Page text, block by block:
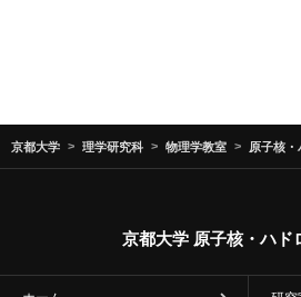
京都大学 理学研究科 物理学教室 原子核
京都大学 原子核・ハド